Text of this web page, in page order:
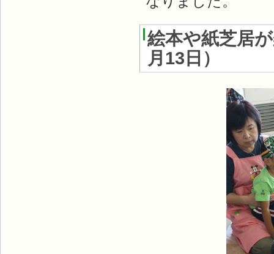
絵本や紙芝居
月13日 ）